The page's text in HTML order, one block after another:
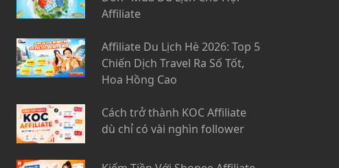
Affiliate
Affiliate Du Lịch Hè 2026: Top 5
Chiến Dịch Travel Ra Số Tốt,
Hoa Hồng Cao
Cách trở thành KOC Affiliate
dù chỉ có vài nghìn follower